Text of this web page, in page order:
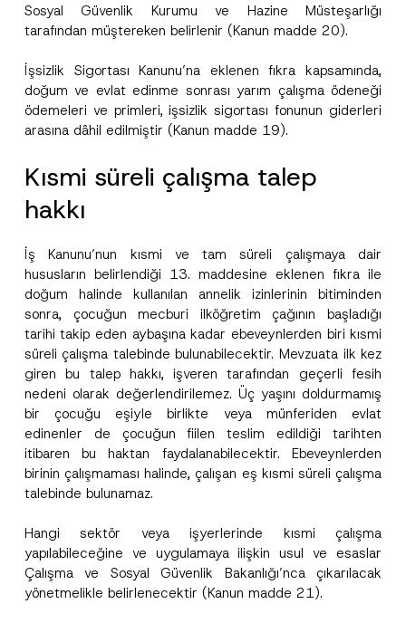
Sosyal Güvenlik Kurumu ve Hazine Müsteşarlığı
tarafından müştereken belirlenir (Kanun madde 20).
İşsizlik Sigortası Kanunu’na eklenen fıkra kapsamında,
doğum ve evlat edinme sonrası yarım çalışma ödeneği
ödemeleri ve primleri, işsizlik sigortası fonunun giderleri
arasına dâhil edilmiştir (Kanun madde 19).
Kısmi süreli çalışma talep
hakkı
İş Kanunu’nun kısmi ve tam süreli çalışmaya dair
hususların belirlendiği 13. maddesine eklenen fıkra ile
doğum halinde kullanılan annelik izinlerinin bitiminden
sonra, çocuğun mecburi ilköğretim çağının başladığı
tarihi takip eden aybaşına kadar ebeveynlerden biri kısmi
süreli çalışma talebinde bulunabilecektir. Mevzuata ilk kez
giren bu talep hakkı, işveren tarafından geçerli fesih
nedeni olarak değerlendirilemez. Üç yaşını doldurmamış
bir çocuğu eşiyle birlikte veya münferiden evlat
edinenler de çocuğun fiilen teslim edildiği tarihten
itibaren bu haktan faydalanabilecektir. Ebeveynlerden
birinin çalışmaması halinde, çalışan eş kısmi süreli çalışma
talebinde bulunamaz.
Hangi sektör veya işyerlerinde kısmi çalışma
yapılabileceğine ve uygulamaya ilişkin usul ve esaslar
Çalışma ve Sosyal Güvenlik Bakanlığı’nca çıkarılacak
yönetmelikle belirlenecektir (Kanun madde 21).
Pozisyon
y
N
o
i
e
P
Telefon Numarası
Konu
P
r
v
a
y
N
c
e
*
Bu iletişim formu aracılığıyla sağlanan kişisel
verilerle ilgiliaydınlatma metnini okudum ve
anladım.
p
p
r
o
Bu iletişim formunu göndererek,aydınlatma
metninde açıklanan şekilde kişisel verilerimin
işlenmesine izin veriyorum.